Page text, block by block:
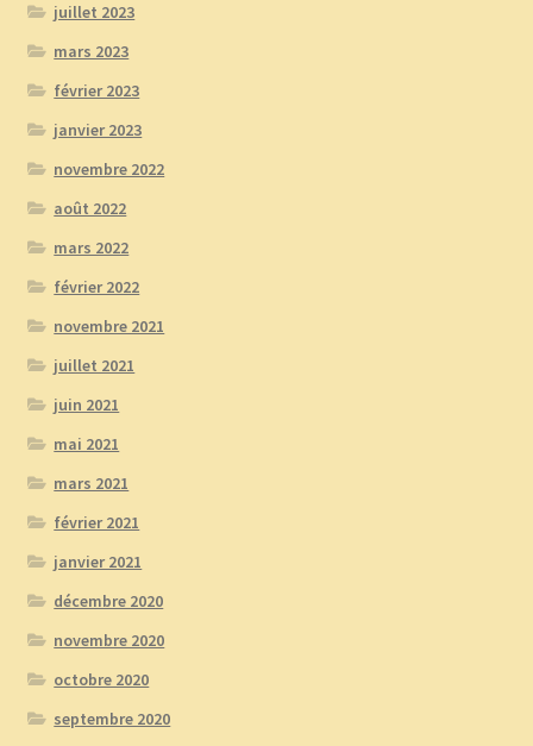
juillet 2023
mars 2023
février 2023
janvier 2023
novembre 2022
août 2022
mars 2022
février 2022
novembre 2021
juillet 2021
juin 2021
mai 2021
mars 2021
février 2021
janvier 2021
décembre 2020
novembre 2020
octobre 2020
septembre 2020